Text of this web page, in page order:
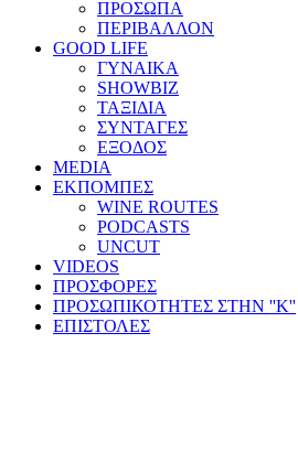
ΠΡΟΣΩΠΑ
ΠΕΡΙΒΑΛΛΟΝ
GOOD LIFE
ΓΥΝΑΙΚΑ
SHOWBIZ
ΤΑΞΙΔΙΑ
ΣΥΝΤΑΓΕΣ
ΕΞΟΔΟΣ
MEDIA
ΕΚΠΟΜΠΕΣ
WINE ROUTES
PODCASTS
UNCUT
VIDEOS
ΠΡΟΣΦΟΡΕΣ
ΠΡΟΣΩΠΙΚΟΤΗΤΕΣ ΣΤΗΝ ''Κ''
ΕΠΙΣΤΟΛΕΣ